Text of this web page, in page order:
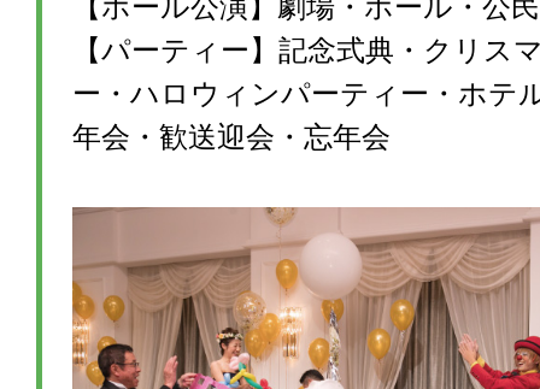
【ホール公演】劇場・ホール・公
【パーティー】記念式典・クリス
ー・ハロウィンパーティー・ホテ
年会・歓送迎会・忘年会